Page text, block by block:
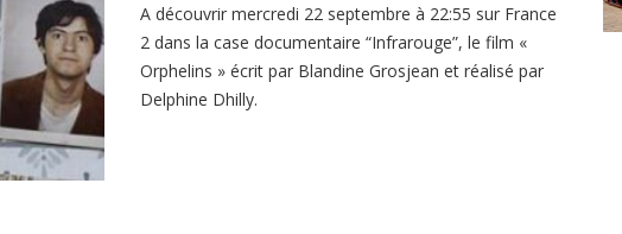
A découvrir mercredi 22 septembre à 22:55 sur France
2 dans la case documentaire “Infrarouge”, le film «
Orphelins » écrit par Blandine Grosjean et réalisé par
Delphine Dhilly.